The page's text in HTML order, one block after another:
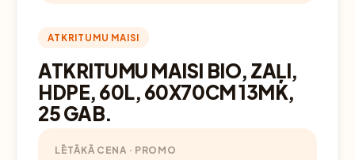
ATKRITUMU MAISI
ATKRITUMU MAISI BIO, ZAĻI,
HDPE, 60L, 60X70CM 13MK,
25 GAB.
LĒTĀKĀ CENA · PROMO